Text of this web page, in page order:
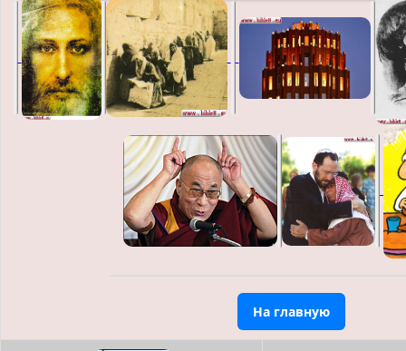
На главную